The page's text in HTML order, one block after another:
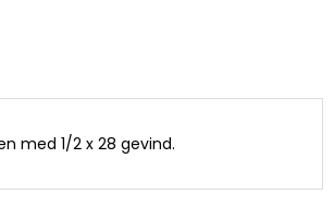
med 1/2 x 28 gevind.